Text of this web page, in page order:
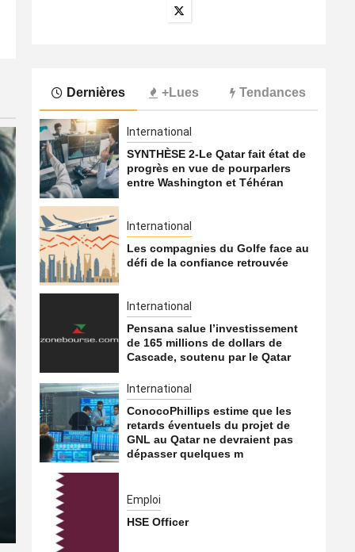
Les compagnies du Golfe face au défi de la confiance
International
Les compagnies du
retrouvée
7 août 2026
Dernières +Lues Tendances
International
SYNTHÈSE 2-Le Qatar fait état de
progrès en vue de pourparlers
entre Washington et Téhéran
International
Les compagnies du Golfe face au
défi de la confiance retrouvée
International
Pensana salue l’investissement
de 165 millions de dollars de
Cascade, soutenu par le Qatar
International
ConocoPhillips estime que les
retards éventuels du projet de
GNL au Qatar ne devraient pas
dépasser quelques m
Emploi
HSE Officer